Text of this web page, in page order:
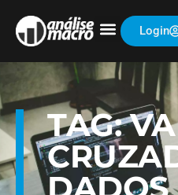
Login
TAG: